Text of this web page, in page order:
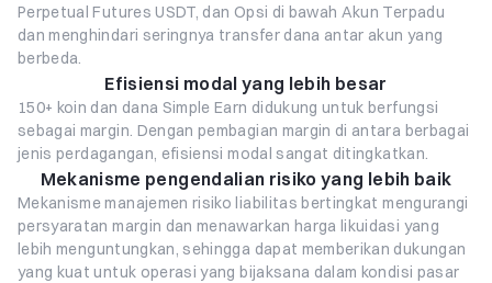
Perpetual Futures USDT, dan Opsi di bawah Akun Terpadu
dan menghindari seringnya transfer dana antar akun yang
berbeda.
Efisiensi modal yang lebih besar
150+ koin dan dana Simple Earn didukung untuk berfungsi
sebagai margin. Dengan pembagian margin di antara berbagai
jenis perdagangan, efisiensi modal sangat ditingkatkan.
Mekanisme pengendalian risiko yang lebih baik
Mekanisme manajemen risiko liabilitas bertingkat mengurangi
persyaratan margin dan menawarkan harga likuidasi yang
lebih menguntungkan, sehingga dapat memberikan dukungan
yang kuat untuk operasi yang bijaksana dalam kondisi pasar